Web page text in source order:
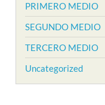
PRIMERO MEDIO
SEGUNDO MEDIO
TERCERO MEDIO
Uncategorized